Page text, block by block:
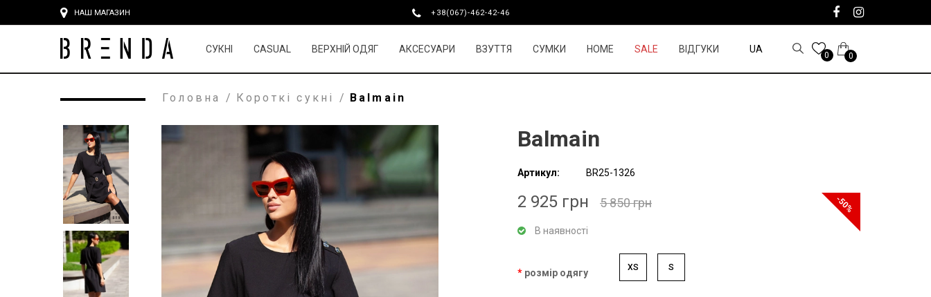
НАШ МАГАЗИН +38(067)-462-42-46
СУКНІ CASUAL ВЕРХНІЙ ОДЯГ АКСЕСУАРИ ВЗУТТЯ СУМКИ HOME SALE ВІДГУКИ UA
0 0
Головна / Короткі сукні / Balmain
Balmain
Артикул: BR25-1326
-50%
2 925 грн 5 850 грн
В наявності
розмір одягу XS S